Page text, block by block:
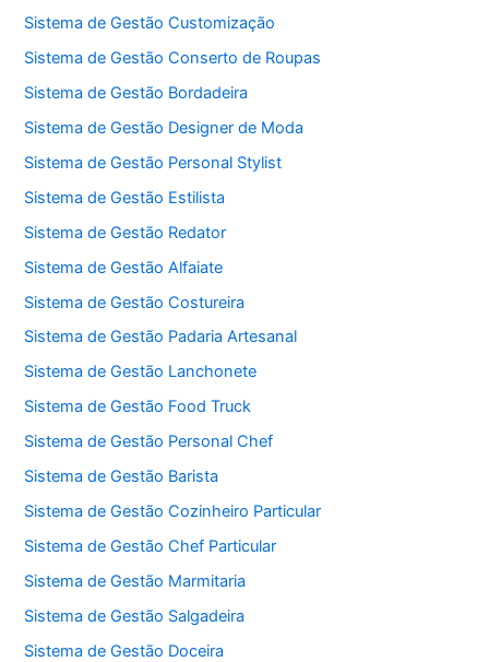
Sistema de Gestão Customização
Sistema de Gestão Conserto de Roupas
Sistema de Gestão Bordadeira
Sistema de Gestão Designer de Moda
Sistema de Gestão Personal Stylist
Sistema de Gestão Estilista
Sistema de Gestão Redator
Sistema de Gestão Alfaiate
Sistema de Gestão Costureira
Sistema de Gestão Padaria Artesanal
Sistema de Gestão Lanchonete
Sistema de Gestão Food Truck
Sistema de Gestão Personal Chef
Sistema de Gestão Barista
Sistema de Gestão Cozinheiro Particular
Sistema de Gestão Chef Particular
Sistema de Gestão Marmitaria
Sistema de Gestão Salgadeira
Sistema de Gestão Doceira